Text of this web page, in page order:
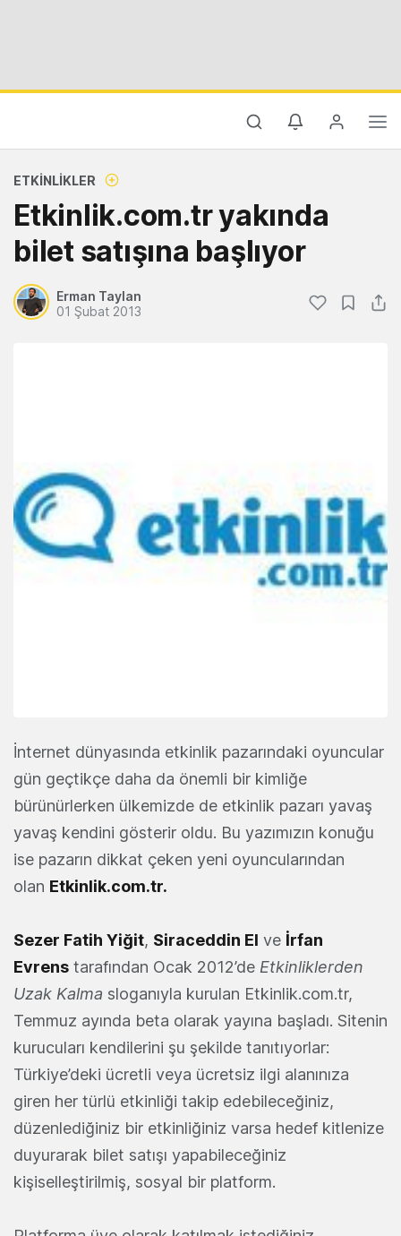
ETKINLIKLER
Etkinlik.com.tr yakında
bilet satışına başlıyor
Erman Taylan
01 Şubat 2013
İnternet dünyasında etkinlik pazarındaki oyuncular
gün geçtikçe daha da önemli bir kimliğe
bürünürlerken ülkemizde de etkinlik pazarı yavaş
yavaş kendini gösterir oldu. Bu yazımızın konuğu
ise pazarın dikkat çeken yeni oyuncularından
olan Etkinlik.com.tr.
Sezer Fatih Yiğit, Siraceddin El ve İrfan
Evrens tarafından Ocak 2012’de Etkinliklerden
Uzak Kalma sloganıyla kurulan Etkinlik.com.tr,
Temmuz ayında beta olarak yayına başladı. Sitenin
kurucuları kendilerini şu şekilde tanıtıyorlar:
Türkiye’deki ücretli veya ücretsiz ilgi alanınıza
giren her türlü etkinliği takip edebileceğiniz,
düzenlediğiniz bir etkinliğiniz varsa hedef kitlenize
duyurarak bilet satışı yapabileceğiniz
kişiselleştirilmiş, sosyal bir platform.